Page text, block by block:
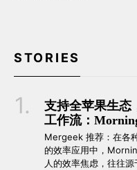
STORIES
支持全苹果生态
工作流：
Mergeek 推荐：在各
的效率应用中，
人的效率焦虑，往往